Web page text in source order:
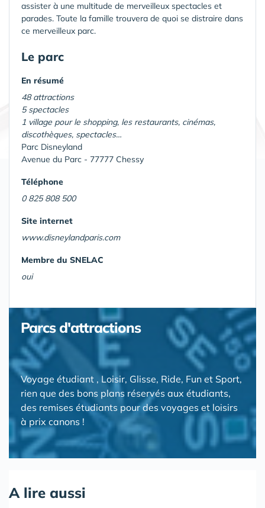
assister à une multitude de merveilleux spectacles et
parades. Toute la famille trouvera de quoi se distraire dans
ce merveilleux parc.
Le parc
En résumé
48 attractions
5 spectacles
1 village pour le shopping, les restaurants, cinémas,
discothèques, spectacles…
Parc Disneyland
Avenue du Parc - 77777 Chessy
Téléphone
0 825 808 500
Site internet
www.disneylandparis.com
Membre du SNELAC
oui
Parcs d'attractions
Voyage étudiant , Loisir, Glisse, Ride, Fun et Sport,
rien que des bons plans réservés aux étudiants,
des remises étudiants pour des voyages et loisirs
à prix canons !
A lire aussi